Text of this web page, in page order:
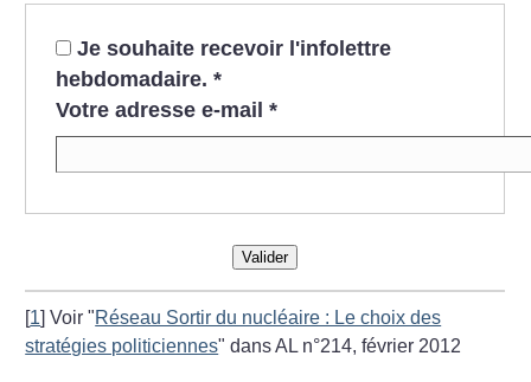
Je souhaite recevoir l'infolettre
hebdomadaire. *
Votre adresse e-mail *
Valider
1 ]Voir "Réseau Sortir du nucléaire : Le choix des
stratégies politiciennes" dans AL n°214, février 2012